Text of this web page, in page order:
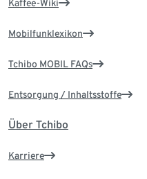
Kaffee-Wiki
Mobilfunklexikon
Tchibo MOBIL FAQs
Entsorgung / Inhaltsstoffe
Über Tchibo
Karriere